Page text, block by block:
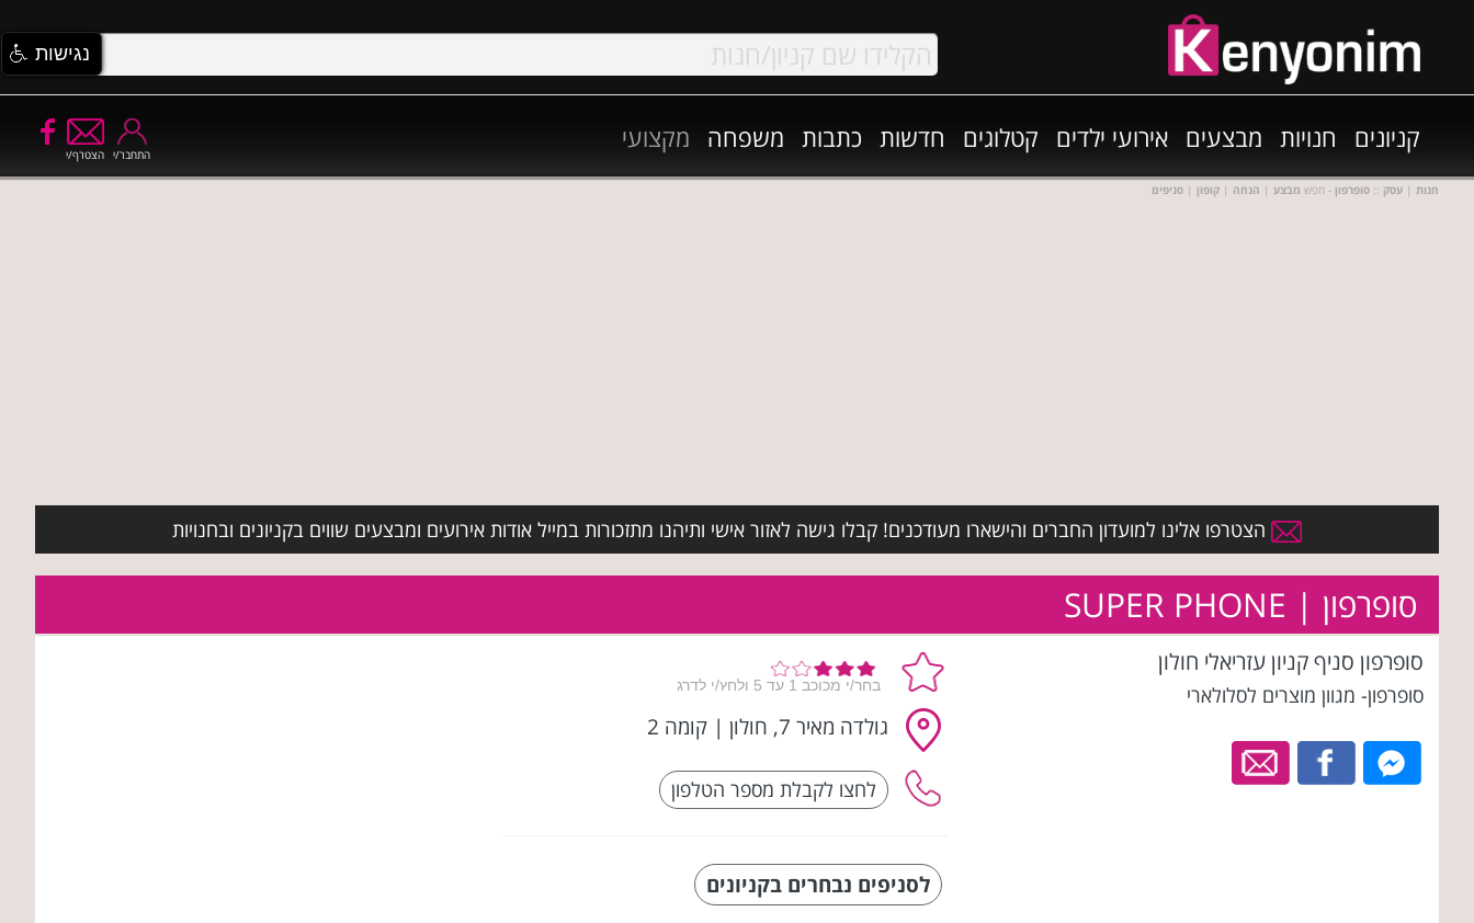
קניונים חנויות מבצעים אירועי ילדים קטלוגים חדשות כתבות משפחה מקצועי
הצטרף/י התחבר/י
חנות | עסק :: סופרפון - חפש מבצע | הנחה | קופון | סניפים
הצטרפו אלינו למועדון החברים והישארו מעודכנים! קבלו גישה לאזור אישי ותיהנו מתזכורות במייל אודות אירועים ומבצעים שווים בקניונים ובחנויות
סופרפון | SUPER PHONE
סופרפון סניף קניון עזריאלי חולון
סופרפון- מגוון מוצרים לסלולארי
גולדה מאיר 7, חולון | קומה 2
לסניפים נבחרים בקניונים
נגישות